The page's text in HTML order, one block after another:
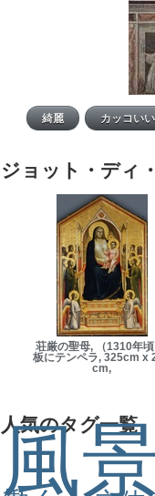
ジョット・ディ
荘厳の聖母, （1310年
板にテンペラ, 325cm x
cm,
人気のタグ一覧
風